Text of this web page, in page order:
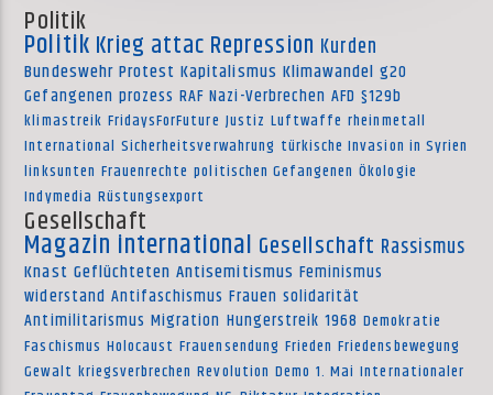
Politik
Politik Krieg attac Repression Kurden
Bundeswehr Protest Kapitalismus Klimawandel g20
Gefangenen prozess RAF Nazi-Verbrechen AFD §129b
klimastreik FridaysForFuture Justiz Luftwaffe rheinmetall
International Sicherheitsverwahrung türkische Invasion in Syrien
linksunten Frauenrechte politischen Gefangenen Ökologie
Indymedia Rüstungsexport
Gesellschaft
Magazin international Gesellschaft Rassismus
Knast Geflüchteten Antisemitismus Feminismus
widerstand Antifaschismus Frauen solidarität
Antimilitarismus Migration Hungerstreik 1968 Demokratie
Faschismus Holocaust Frauensendung Frieden Friedensbewegung
Gewalt kriegsverbrechen Revolution Demo 1. Mai Internationaler